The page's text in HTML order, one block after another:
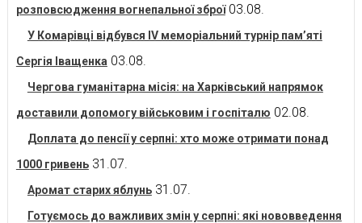
розповсюдження вогнепальної зброї 03.08.
У Комарівці відбувся IV меморіальний турнір пам’яті
Сергія Іващенка 03.08.
Чергова гуманітарна місія: на Харківський напрямок
доставили допомогу військовим і госпіталю 02.08.
Доплата до пенсії у серпні: хто може отримати понад
1000 гривень 31.07.
Аромат старих яблунь 31.07.
Готуємось до важливих змін у серпні: які нововведення